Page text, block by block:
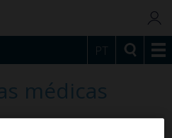
PT
médicas